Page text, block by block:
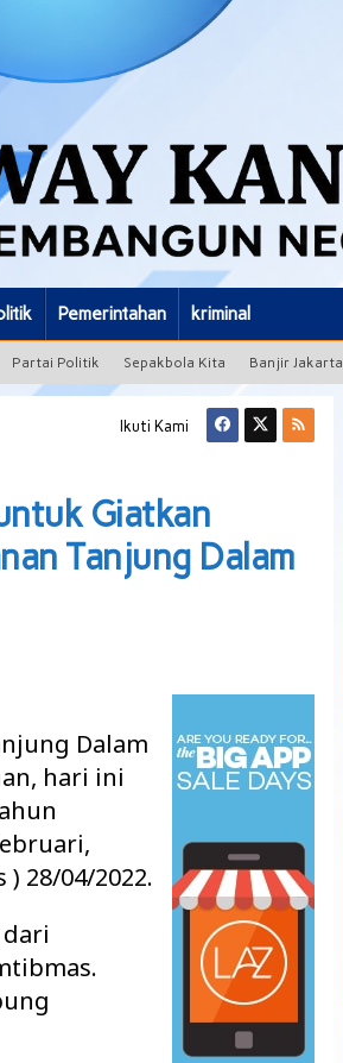
Pemerintahan kriminal
Partai Politik Sepakbola Kita Banjir Jakarta
Ikuti Kami
Giatkan
Tanjung Dalam
Dalam
hari ini
28/04/2022.